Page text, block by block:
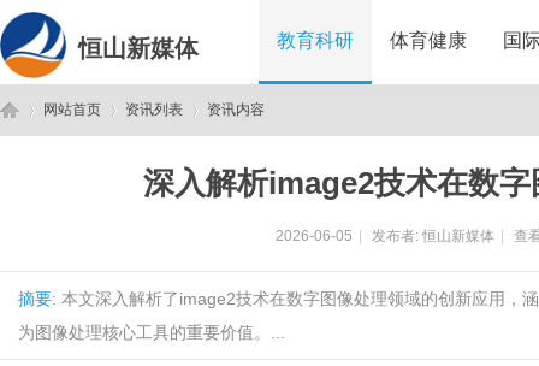
恒山新媒体 教育科研 体育健康 国
网站首页 资讯列表 资讯内容
深入解析image2技术在数
2026-06-05 发布者: 恒山新媒体 查
摘要: 本文深入解析了image2技术在数字图像处理领域的创新应用，
为图像处理核心工具的重要价值。...